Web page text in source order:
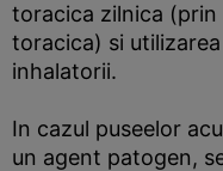
toracica zilnica
toracica) si
inhalatorii.
In cazul puseelor
un agent patogen,